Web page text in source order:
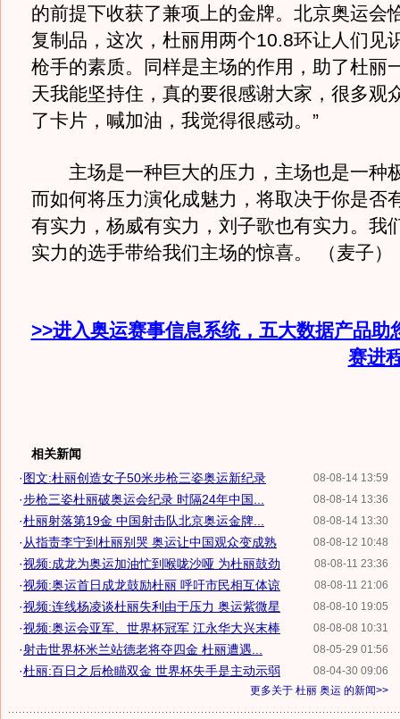
的前提下收获了兼项上的金牌。北京奥运会
复制品，这次，杜丽用两个10.8环让人们见
枪手的素质。同样是主场的作用，助了杜丽
天我能坚持住，真的要很感谢大家，很多观
了卡片，喊加油，我觉得很感动。”
主场是一种巨大的压力，主场也是一种
而如何将压力演化成魅力，将取决于你是否
有实力，杨威有实力，刘子歌也有实力。我
实力的选手带给我们主场的惊喜。 （麦
>>进入奥运赛事信息系统，五大数据产品助
赛进
相关新闻
08-08-14 13:59
·图文:杜丽创造女子50米步枪三姿奥运新纪录
08-08-14 13:36
·步枪三姿杜丽破奥运会纪录 时隔24年中国...
08-08-14 13:30
·杜丽射落第19金 中国射击队北京奥运金牌...
08-08-12 10:48
· 从指责李宁到杜丽别哭 奥运让中国观众变成熟
08-08-11 23:36
·视频:成龙为奥运加油忙到喉咙沙哑 为杜丽鼓劲
08-08-11 21:06
·视频:奥运首日成龙鼓励杜丽 呼吁市民相互体谅
08-08-10 19:05
·视频:连线杨凌谈杜丽失利由于压力 奥运紫微星
08-08-08 10:31
·视频:奥运会亚军、世界杯冠军 江永华大兴末棒
08-05-29 01:56
·射击世界杯米兰站德老将夺四金 杜丽遭遇...
08-04-30 09:06
·杜丽:百日之后枪瞄双金 世界杯失手是主动示弱
更多关于 杜丽 奥运 的新闻>>